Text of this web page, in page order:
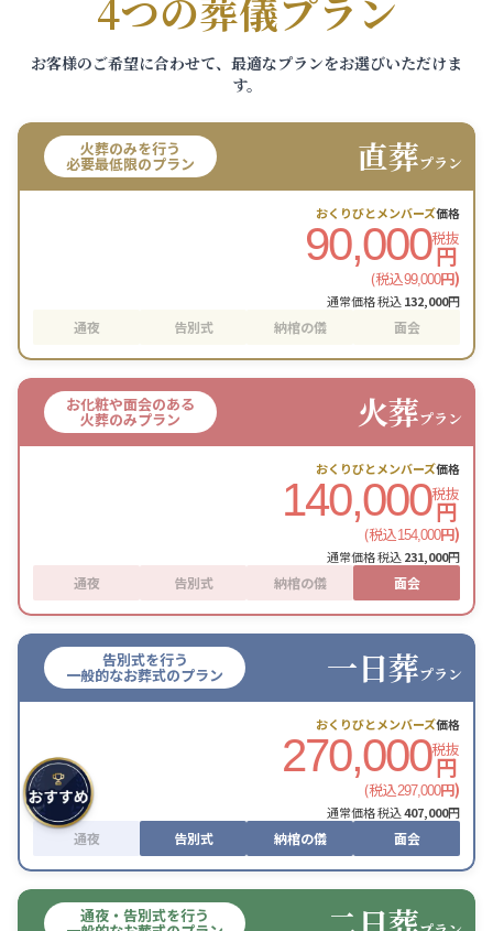
4つの葬儀プラン
お客様のご希望に合わせて、最適なプランをお選びいただけま
す。
火葬のみを行う
必要最低限のプラン 直葬プラン
おくりびとメンバーズ価格
90,000税抜
円
(税込99,000円)
通常価格 税込132,000円
通夜 告別式 納棺の儀 面会
お化粧や面会のある
火葬のみプラン 火葬プラン
おくりびとメンバーズ価格
140,000税抜
円
(税込154,000円)
通常価格 税込231,000円
通夜 告別式 納棺の儀 面会
告別式を行う
一般的なお葬式のプラン 一日葬プラン
おくりびとメンバーズ価格
270,000税抜
円
(税込297,000円)
通常価格 税込407,000円
通夜 告別式 納棺の儀 面会
通夜・告別式を行う 二日葬